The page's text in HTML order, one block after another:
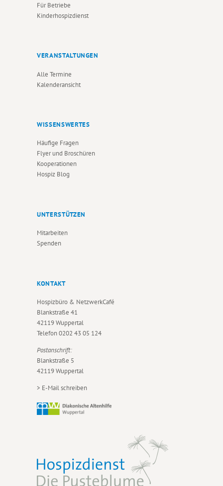
Für Betriebe
Kinderhospizdienst
VERANSTALTUNGEN
Alle Termine
Kalenderansicht
WISSENSWERTES
Häufige Fragen
Flyer und Broschüren
Kooperationen
Hospiz Blog
UNTERSTÜTZEN
Mitarbeiten
Spenden
KONTAKT
Hospizbüro & NetzwerkCafé
Blankstraße 41
42119 Wuppertal
Telefon0202 43 05 124
Postanschrift:
Blankstraße 5
42119 Wuppertal
> E-Mail schreiben